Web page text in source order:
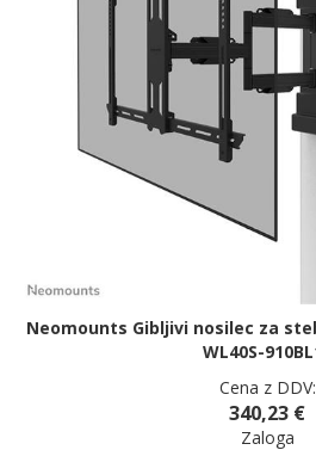
Neomounts Gibljivi nosilec za
WL40S-
Cena z DDV:
340,23 €
Zaloga